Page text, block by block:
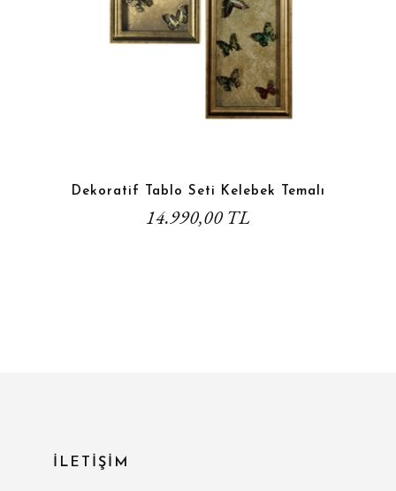
Dekoratif Tablo Seti Kelebek Temalı
14.990,00 TL
İLETİŞİM